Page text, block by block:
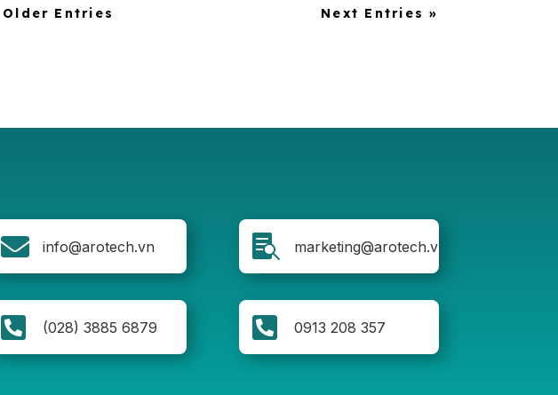
Older Entries
Next Entries »
 info@arotech.vn
 (028) 3885 6879
 marketing@arotech.vn
 0913 208 357